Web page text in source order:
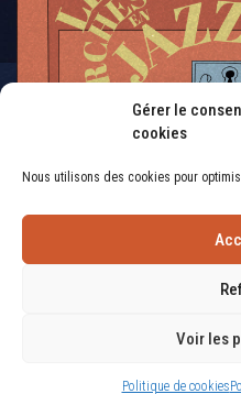
Gérer le
cookies
Nous utilisons des cookies pour
Voir les
Politique de cookies
© 2026 Les Arches en Jazz.